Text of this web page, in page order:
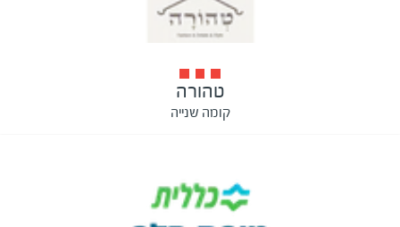
טהורה
קומה שנייה